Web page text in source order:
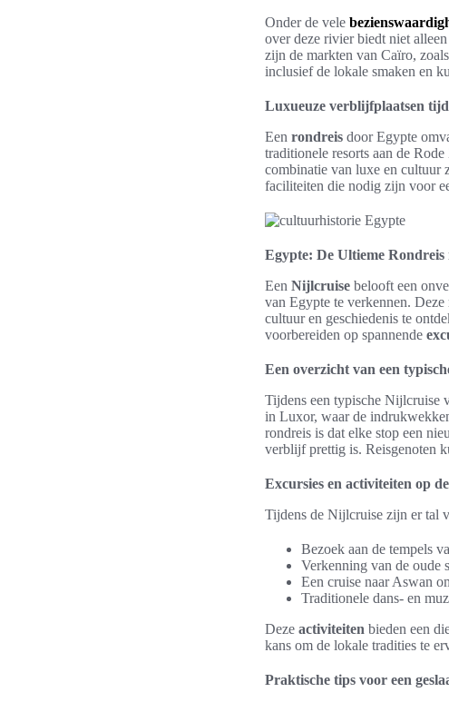
Onder de vele
over deze rivier biedt niet
zijn de markten van Caïro,
inclusief de lokale smaken en
Luxueuze verblijfplaatsen
Een rondreis door Egypte
traditionele resorts aan de
combinatie van luxe en cultuur
faciliteiten die nodig zijn voor
Egypte: De Ultieme
Een Nijlcruise belooft een
van Egypte te verkennen.
cultuur en geschiedenis te
voorbereiden op spannende
Een overzicht van een
Tijdens een typische Nijlcruise
in Luxor, waar de
rondreis is dat elke stop een
verblijf prettig is. Reisgenoten
Excursies en activiteiten op
Tijdens de Nijlcruise zijn er tal
Bezoek aan de tempels
Verkenning van de oude
Een cruise naar Aswan
Traditionele dans- en
Deze activiteiten bieden een
kans om de lokale tradities te
Praktische tips voor een